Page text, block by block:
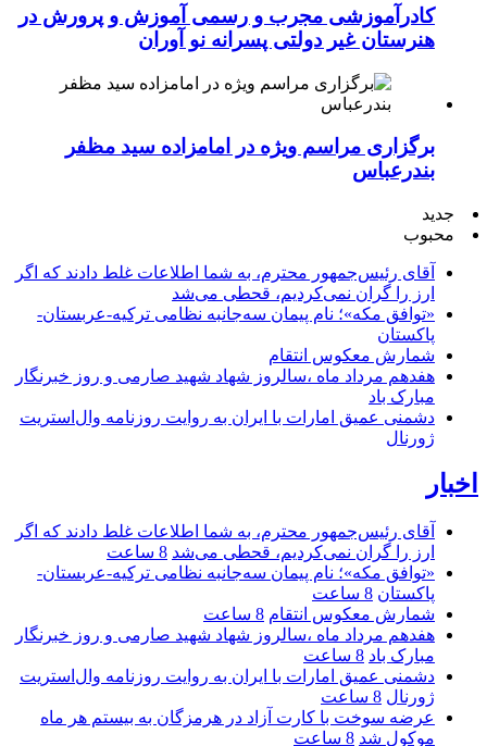
کادرآموزشی مجرب و رسمی آموزش و پرورش در
هنرستان غیر دولتی پسرانه نو آوران
برگزاری مراسم ویژه در امامزاده سید مظفر
بندرعباس
جدید
محبوب
آقای رئیس‌جمهور محترم، به شما اطلاعات غلط دادند که اگر
ارز را گران نمی‌کردیم، قحطی می‌شد
«توافق مکه»؛ نام پیمان سه‌جانبه نظامی ترکیه-عربستان-
پاکستان
شمارش معکوس انتقام
هفدهم مرداد ماه ،سالروز شهاد شهید صارمی و روز خبرنگار
مبارک باد
دشمنی عمیق امارات با ایران به روایت روزنامه وال‌استریت
ژورنال
اخبار
آقای رئیس‌جمهور محترم، به شما اطلاعات غلط دادند که اگر
ارز را گران نمی‌کردیم، قحطی می‌شد 8 ساعت
«توافق مکه»؛ نام پیمان سه‌جانبه نظامی ترکیه-عربستان-
پاکستان 8 ساعت
شمارش معکوس انتقام 8 ساعت
هفدهم مرداد ماه ،سالروز شهاد شهید صارمی و روز خبرنگار
مبارک باد 8 ساعت
دشمنی عمیق امارات با ایران به روایت روزنامه وال‌استریت
ژورنال 8 ساعت
عرضه سوخت با کارت آزاد در هرمزگان به بیستم هر ماه
موکول شد 8 ساعت